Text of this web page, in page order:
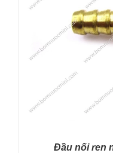
Đầu nối ren